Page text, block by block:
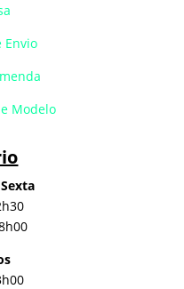
Envio
Modelo